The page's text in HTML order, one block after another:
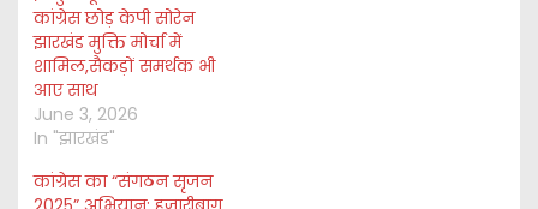
कांग्रेस छोड़ केपी सोरेन
झारखंड मुक्ति मोर्चा में
शामिल,सैकड़ों समर्थक भी
आए साथ
June 3, 2026
In "झारखंड"
कांग्रेस का “संगठन सृजन